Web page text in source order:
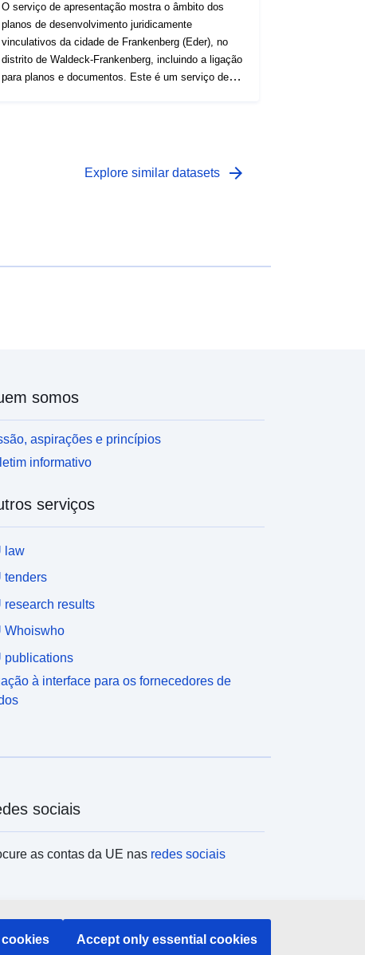
O serviço de apresentação mostra o âmbito dos
planos de desenvolvimento juridicamente
vinculativos da cidade de Frankenberg (Eder), no
distrito de Waldeck-Frankenberg, incluindo a ligação
para planos e documentos. Este é um serviço de
Explore similar datasets arrow_forward
somos
aspirações e princípios
informativo
serviços
law
tenders
research results
Whoiswho
publications
à interface para os fornecedores de
sociais
as contas da UE nas redes sociais
Accept only essential cookies